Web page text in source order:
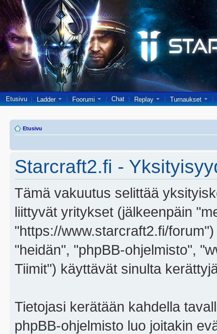
Etusivu Ladder Foorumi Chat Replay Turnaukset
Etusivu
Starcraft2.fi -
Tämä vakuutus selittää
liittyvät yritykset (jälkeenpäin
"https://www.starcraft2.fi/
"heidän", "phpBB-ohjelmisto",
Tiimit") käyttävät sinulta
Tietojasi kerätään kahdella
phpBB-ohjelmisto luo joitakin